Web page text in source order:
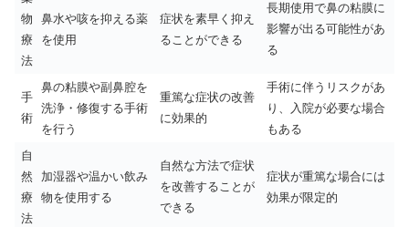
物
療
法
鼻水や咳を抑える薬
を使用
症状を素早く抑え
ることができる
長期使用で鼻の粘膜に
影響が出る可能性があ
る
手
術
鼻の粘膜や副鼻腔を
洗浄・修復する手術
を行う
重篤な症状の改善
に効果的
手術に伴うリスクがあ
り、入院が必要な場合
もある
自
然
療
法
加湿器や温かい飲み
物を使用する
自然な方法で症状
を改善することが
できる
症状が重篤な場合には
効果が限定的